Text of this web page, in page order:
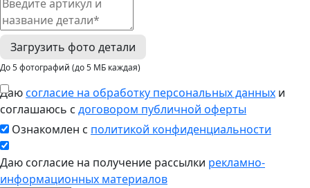
Загрузить фото детали
До 5 фотографий (до 5 МБ каждая)
Даюсогласие на обработку персональных данных и
соглашаюсь с договором публичной оферты
Ознакомлен с политикой конфиденциальности
Даю согласие на получение рассылки рекламно-
информационных материалов